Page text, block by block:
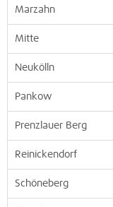
Marzahn
Mitte
Neukölln
Pankow
Prenzlauer Berg
Reinickendorf
Schöneberg